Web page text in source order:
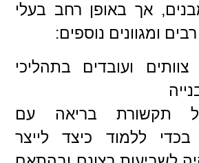
אך באופן רחב בעלי
ומגוונים נוספים:
ועובדים בתהליכי
תקשורת בריאה עם
בכדי ללמוד כיצד לייצר